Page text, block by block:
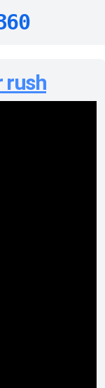
rush